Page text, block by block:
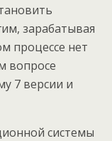
зарабатывая
процессе нет
вопросе
7 версии и
системы